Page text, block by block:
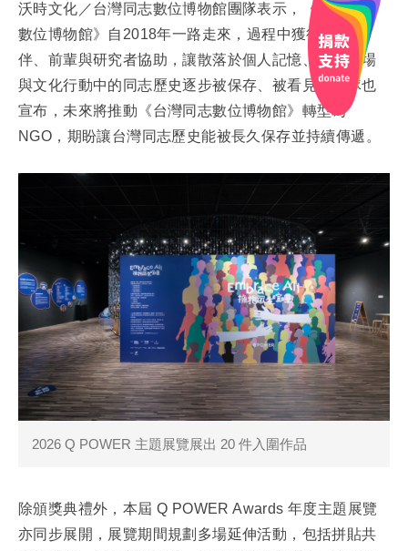
沃時文化／台灣同志數位博物館團隊表示，《台灣同志
數位博物館》自2018年一路走來，過程中獲得許多夥
伴、前輩與研究者協助，讓散落於個人記憶、運動現場
與文化行動中的同志歷史逐步被保存、被看見。團隊也
宣布，未來將推動《台灣同志數位博物館》轉型為
NGO，期盼讓台灣同志歷史能被長久保存並持續傳遞。
2026 Q POWER 主題展覽展出 20 件入圍作品
除頒獎典禮外，本屆 Q POWER Awards 年度主題展覽
亦同步展開，展覽期間規劃多場延伸活動，包括拼貼共